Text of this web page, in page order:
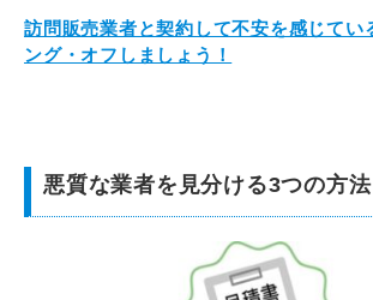
訪問販売業者と契約して不安を感じてい
ング・オフしましょう！
悪質な業者を見分ける3つの方法